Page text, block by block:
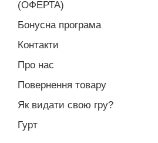
(ОФЕРТА)
Бонусна програма
Контакти
Про нас
Повернення товару
Як видати свою гру?
Гурт